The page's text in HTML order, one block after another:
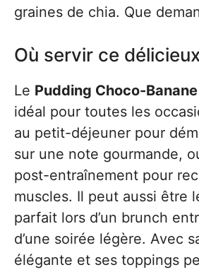
graines de chia. Que
Où servir ce
Le Pudding Choco-
idéal pour toutes les
au petit-déjeuner pour
sur une note gourmande,
post-entraînement pour
muscles. Il peut aussi être
parfait lors d’un brunch
d’une soirée légère. Avec
élégante et ses toppings